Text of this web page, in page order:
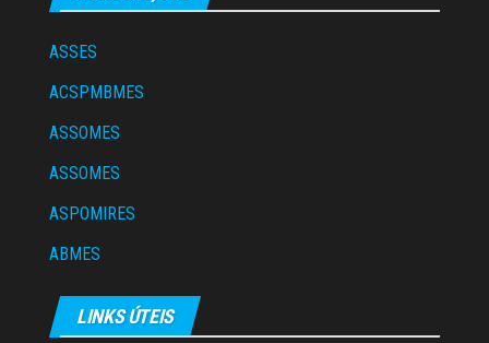
ASSES
ACSPMBMES
ASSOMES
ASSOMES
ASPOMIRES
ABMES
LINKS ÚTEIS